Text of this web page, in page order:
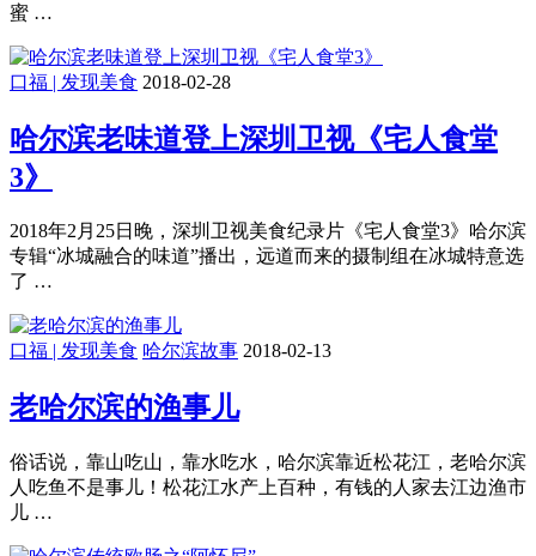
蜜 …
口福 | 发现美食 2018-02-28
哈尔滨老味道登上深圳卫视《宅人食堂
3》
2018年2月25日晚，深圳卫视美食纪录片《宅人食堂3》哈尔滨
专辑“冰城融合的味道”播出，远道而来的摄制组在冰城特意选
了 …
口福 | 发现美食 哈尔滨故事 2018-02-13
老哈尔滨的渔事儿
俗话说，靠山吃山，靠水吃水，哈尔滨靠近松花江，老哈尔滨
人吃鱼不是事儿！松花江水产上百种，有钱的人家去江边渔市
儿 …